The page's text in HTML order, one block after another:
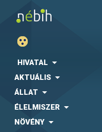
HIVATAL
AKTUÁLIS
ÁLLAT
ÉLELMISZER
NÖVÉNY